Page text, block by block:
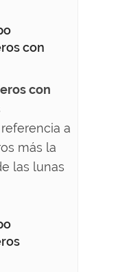
con
con
a
más la
las lunas